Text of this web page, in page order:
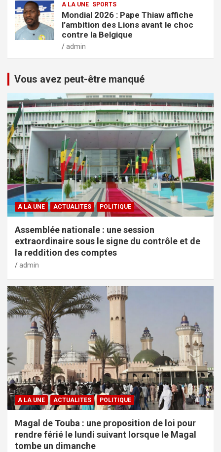
A LA UNE SPORTS
Mondial 2026 : Pape Thiaw affiche
l’ambition des Lions avant le choc
contre la Belgique
admin
Vous avez peut-être manqué
A LA UNE ACTUALITES POLITIQUE
Assemblée nationale : une session
extraordinaire sous le signe du contrôle et de
la reddition des comptes
admin
A LA UNE ACTUALITES POLITIQUE
Magal de Touba : une proposition de loi pour
rendre férié le lundi suivant lorsque le Magal
tombe un dimanche